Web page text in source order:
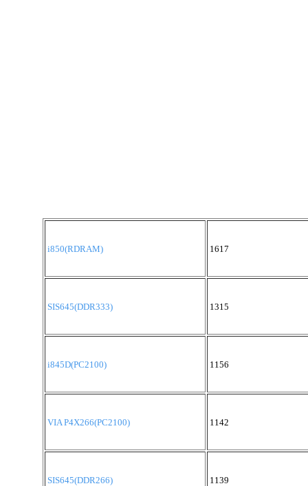
i850(RDRAM) 1617
SIS645(DDR333) 1315
i845D(PC2100) 1156
VIA P4X266(PC2100) 1142
SIS645(DDR266) 1139